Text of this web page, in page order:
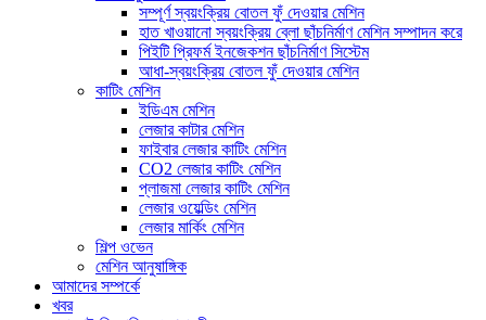
সম্পূর্ণ স্বয়ংক্রিয় বোতল ফুঁ দেওয়ার মেশিন
হাত খাওয়ানো স্বয়ংক্রিয় ব্লো ছাঁচনির্মাণ মেশিন সম্পাদন করে
পিইটি প্রিফর্ম ইনজেকশন ছাঁচনির্মাণ সিস্টেম
আধা-স্বয়ংক্রিয় বোতল ফুঁ দেওয়ার মেশিন
কাটিং মেশিন
ইডিএম মেশিন
লেজার কাটার মেশিন
ফাইবার লেজার কাটিং মেশিন
CO2 লেজার কাটিং মেশিন
প্লাজমা লেজার কাটিং মেশিন
লেজার ওয়েল্ডিং মেশিন
লেজার মার্কিং মেশিন
শিল্প ওভেন
মেশিন আনুষাঙ্গিক
আমাদের সম্পর্কে
খবর